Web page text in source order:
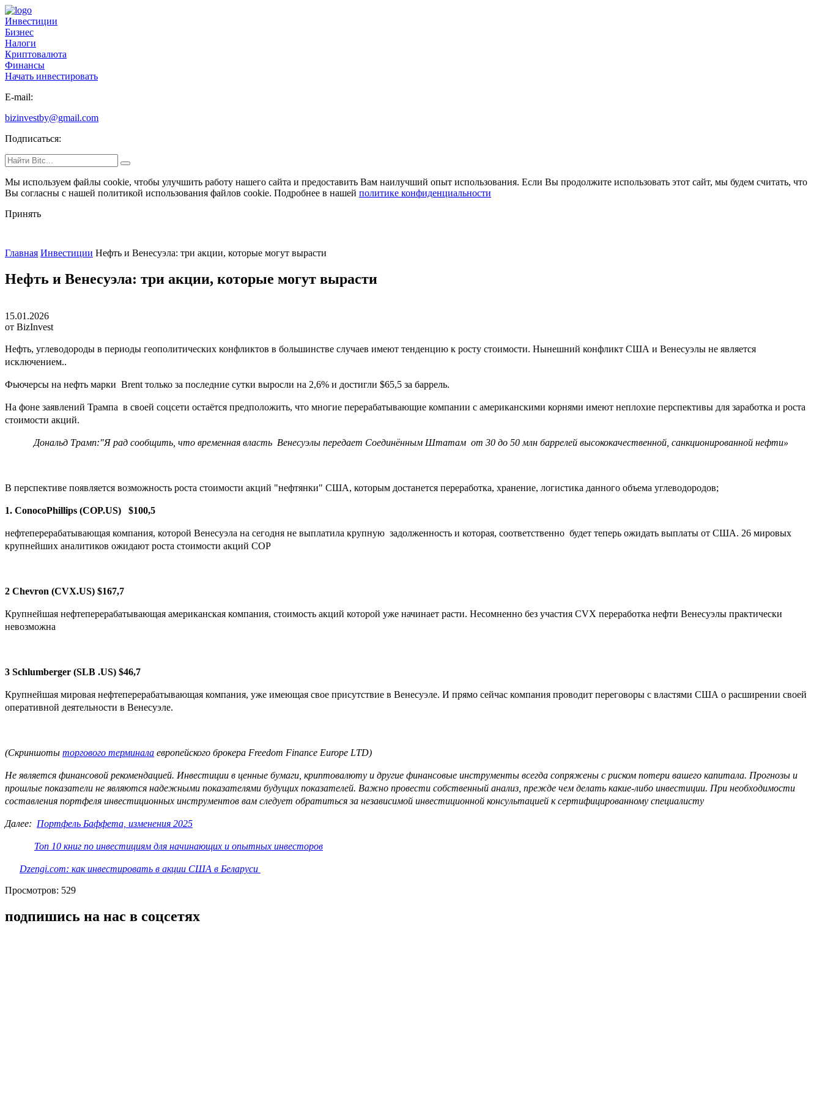
Инвестиции
Бизнес
Налоги
Криптовалюта
Финансы
Начать инвестировать
E-mail:
bizinvestby@gmail.com
Подписаться:
Мы используем файлы cookie, чтобы улучшить работу нашего сайта и предоставить Вам наилучший опыт использования. Если Вы продолжите использовать этот сайт, мы будем считать, что
Вы согласны с нашей политикой использования файлов cookie. Подробнее в нашей политике конфиденциальности
Принять
Главная Инвестиции Нефть и Венесуэла: три акции, которые могут вырасти
Нефть и Венесуэла: три акции, которые могут вырасти
15.01.2026
от BizInvest
Нефть, углеводороды в периоды геополитических конфликтов в большинстве случаев имеют тенденцию к росту стоимости. Нынешний конфликт США и Венесуэлы не является
исключением..
Фьючерсы на нефть марки Brent только за последние сутки выросли на 2,6% и достигли $65,5 за баррель.
На фоне заявлений Трампа в своей соцсети остаётся предположить, что многие перерабатывающие компании с американскими корнями имеют неплохие перспективы для заработка и роста
стоимости акций.
Дональд Трамп:"Я рад сообщить, что временная власть Венесуэлы передает Соединённым Штатам от 30 до 50 млн баррелей высококачественной, санкционированной нефти»
В перспективе появляется возможность роста стоимости акций "нефтянки" США, которым достанется переработка, хранение, логистика данного объема углеводородов;
1. ConocoPhillips (COP.US) $100,5
нефтеперерабатывающая компания, которой Венесуэла на сегодня не выплатила крупную задолженность и которая, соответственно будет теперь ожидать выплаты от США. 26 мировых
крупнейших аналитиков ожидают роста стоимости акций COP
2 Chevron (CVX.US) $167,7
Крупнейшая нефтеперерабатывающая американская компания, стоимость акций которой уже начинает расти. Несомненно без участия CVX переработка нефти Венесуэлы практически
невозможна
3 Schlumberger (SLB .US) $46,7
Крупнейшая мировая нефтеперерабатывающая компания, уже имеющая свое присутствие в Венесуэле. И прямо сейчас компания проводит переговоры с властями США о расширении своей
оперативной деятельности в Венесуэле.
(Скриншоты торгового терминала европейского брокера Freedom Finance Europe LTD)
Не является финансовой рекомендацией. Инвестиции в ценные бумаги, криптовалюту и другие финансовые инструменты всегда сопряжены с риском потери вашего капитала. Прогнозы и
прошлые показатели не являются надежными показателями будущих показателей. Важно провести собственный анализ, прежде чем делать какие-либо инвестиции. При необходимости
составления портфеля инвестиционных инструментов вам следует обратиться за независимой инвестиционной консультацией к сертифицированному специалисту
Далее: Портфель Баффета, изменения 2025
Топ 10 книг по инвестициям для начинающих и опытных инвесторов
Dzengi.com: как инвестировать в акции США в Беларуси
Просмотров: 529
подпишись на нас в соцсетях